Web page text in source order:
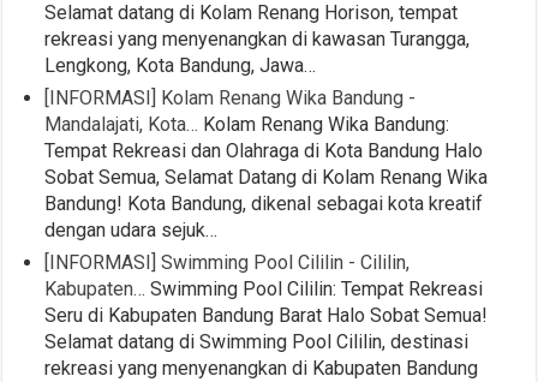
Selamat datang di Kolam Renang Horison, tempat
rekreasi yang menyenangkan di kawasan Turangga,
Lengkong, Kota Bandung, Jawa…
[INFORMASI] Kolam Renang Wika Bandung -
Mandalajati, Kota… Kolam Renang Wika Bandung:
Tempat Rekreasi dan Olahraga di Kota Bandung Halo
Sobat Semua, Selamat Datang di Kolam Renang Wika
Bandung! Kota Bandung, dikenal sebagai kota kreatif
dengan udara sejuk…
[INFORMASI] Swimming Pool Cililin - Cililin,
Kabupaten… Swimming Pool Cililin: Tempat Rekreasi
Seru di Kabupaten Bandung Barat Halo Sobat Semua!
Selamat datang di Swimming Pool Cililin, destinasi
rekreasi yang menyenangkan di Kabupaten Bandung